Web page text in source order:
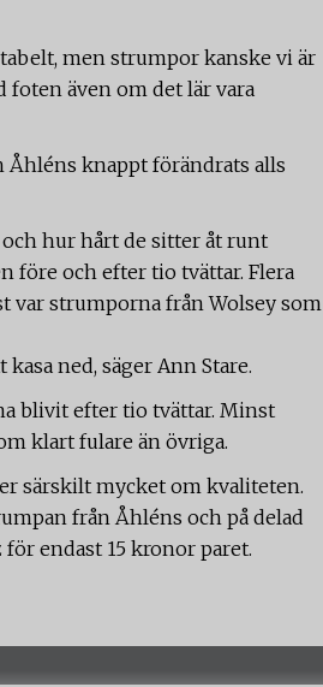
men strumpor kanske vi är
även om det lär vara
Åhléns knappt förändrats alls
hur hårt de sitter åt runt
före och efter tio tvättar. Flera
var strumporna från Wolsey som
ned, säger Ann Stare.
blivit efter tio tvättar. Minst
klart fulare än övriga.
särskilt mycket om kvaliteten.
från Åhléns och på delad
endast 15 kronor paret.